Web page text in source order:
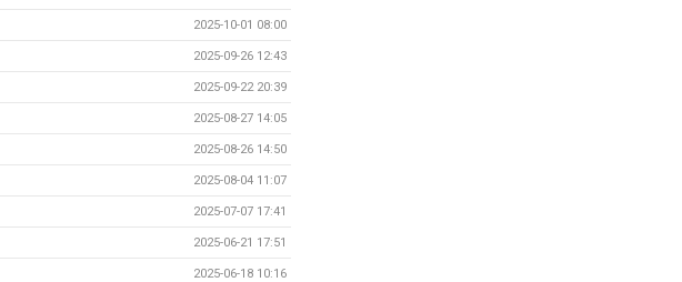
2025-10-01 08:00
2025-09-26 12:43
2025-09-22 20:39
2025-08-27 14:05
2025-08-26 14:50
2025-08-04 11:07
2025-07-07 17:41
2025-06-21 17:51
2025-06-18 10:16